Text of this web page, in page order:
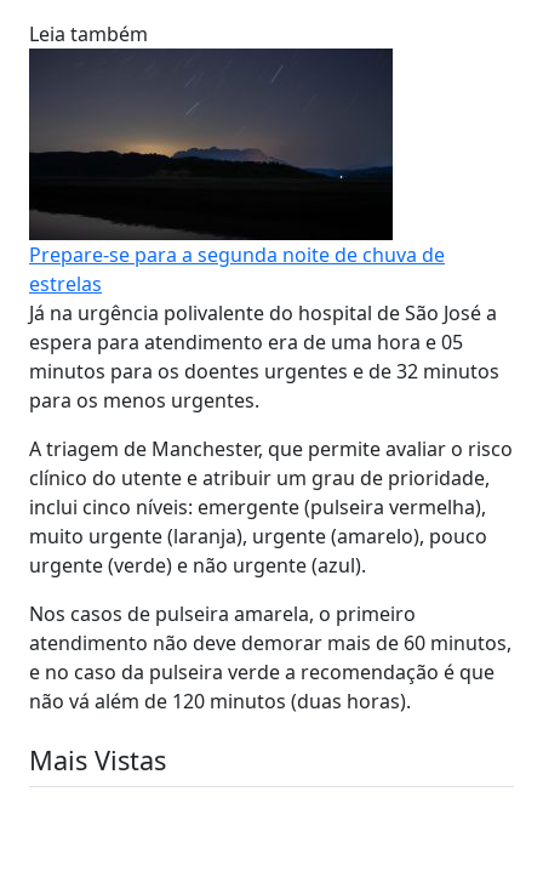
Leia também
Prepare-se para a segunda noite de chuva de
estrelas
Já na urgência polivalente do hospital de São José a
espera para atendimento era de uma hora e 05
minutos para os doentes urgentes e de 32 minutos
para os menos urgentes.
A triagem de Manchester, que permite avaliar o risco
clínico do utente e atribuir um grau de prioridade,
inclui cinco níveis: emergente (pulseira vermelha),
muito urgente (laranja), urgente (amarelo), pouco
urgente (verde) e não urgente (azul).
Nos casos de pulseira amarela, o primeiro
atendimento não deve demorar mais de 60 minutos,
e no caso da pulseira verde a recomendação é que
não vá além de 120 minutos (duas horas).
Mais Vistas